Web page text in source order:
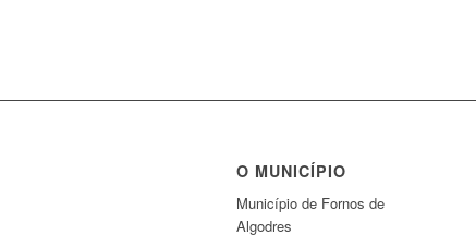
O MUNICÍPIO
Município de Fornos de
Algodres